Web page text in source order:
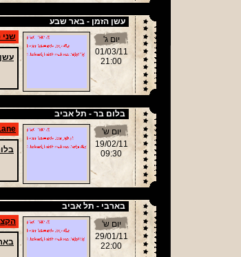
עשן הזמן - באר שבע
שני
יום ג'
01/03/11
21:00
בלום בר - תל אביב
יום ש'
19/02/11
09:30
בארבי - תל אביב
יום ש'
29/01/11
22:00